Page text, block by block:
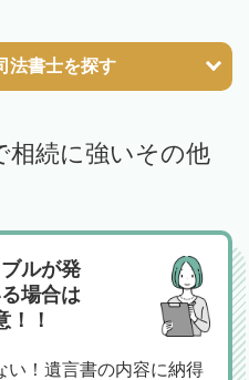
法書士を探す
相続に強いその他
ルが発
場合は
！！
い！遺言書の内容に納得